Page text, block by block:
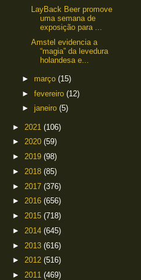
LayBack Beer promove
uma semana de
exposição para ...
Amstel evidencia a
“magia” da levedura
holandesa e...
► março (15)
► fevereiro (12)
► janeiro (5)
► 2021 (106)
► 2020 (59)
► 2019 (98)
► 2018 (85)
► 2017 (376)
► 2016 (656)
► 2015 (718)
► 2014 (645)
► 2013 (616)
► 2012 (516)
► 2011 (469)